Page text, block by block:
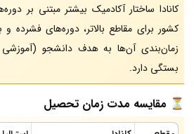
کانادا ساختار آکادمیک بیشتر مبتنی بر
کشور برای مقاطع بالاتر، دوره‌های فشرده و
زمان‌بندی آن‌ها به هدف دانشجو (آموزشی
بستگی دارد.
⏳ مقایسه مدت زمان تحصیل